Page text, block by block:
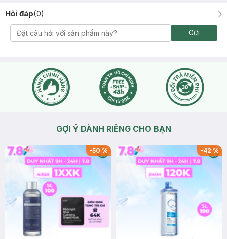
Hỏi đáp(0)
Gửi
GỢI Ý DÀNH RIÊNG CHO BẠN
-50% -42%